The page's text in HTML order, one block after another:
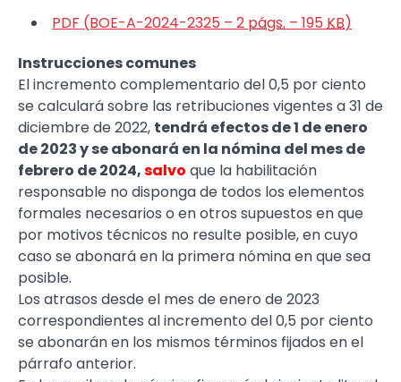
PDF (BOE-A-2024-2325 – 2 págs. – 195 KB)
Instrucciones comunes
El incremento complementario del 0,5 por ciento
se calculará sobre las retribuciones vigentes a 31 de
diciembre de 2022, tendrá efectos de 1 de enero
de 2023 y se abonará en la nómina del mes de
febrero de 2024,salvo que la habilitación
responsable no disponga de todos los elementos
formales necesarios o en otros supuestos en que
por motivos técnicos no resulte posible, en cuyo
caso se abonará en la primera nómina en que sea
posible.
Los atrasos desde el mes de enero de 2023
correspondientes al incremento del 0,5 por ciento
se abonarán en los mismos términos fijados en el
párrafo anterior.